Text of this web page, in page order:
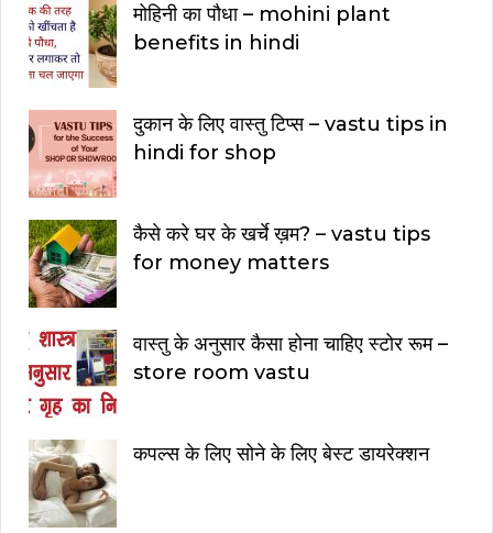
मोहिनी का पौधा – mohini plant
benefits in hindi
दुकान के लिए वास्तु टिप्स – vastu tips in
hindi for shop
कैसे करे घर के खर्चे ख़म? – vastu tips
for money matters
वास्तु के अनुसार कैसा होना चाहिए स्टोर रूम –
store room vastu
कपल्स के लिए सोने के लिए बेस्ट डायरेक्शन